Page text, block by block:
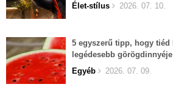
Élet-stílus
2026. 07. 10.
5 egyszerű tipp, hogy tiéd
legédesebb görögdinnyéje
Egyéb
2026. 07. 09.